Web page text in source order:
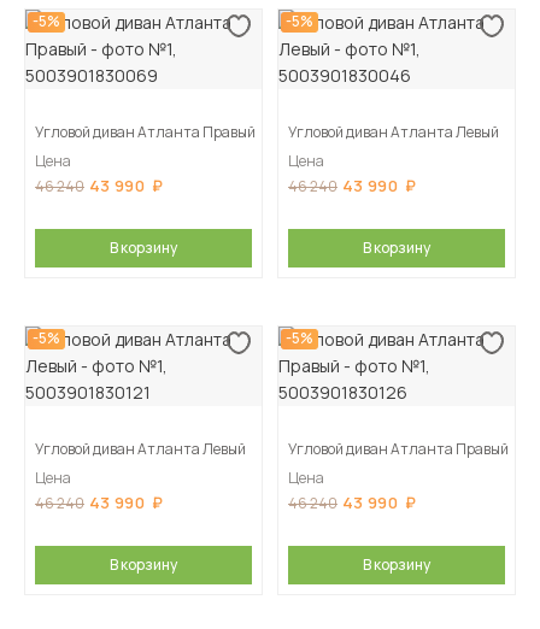
-5%
Угловой диван Атланта Правый
Цена
46 240 43 990
В корзину
-5%
Угловой диван Атланта Левый
Цена
46 240 43 990
В корзину
-5%
Угловой диван Атланта Левый
Цена
46 240 43 990
В корзину
-5%
Угловой диван Атланта Правый
Цена
46 240 43 990
В корзину